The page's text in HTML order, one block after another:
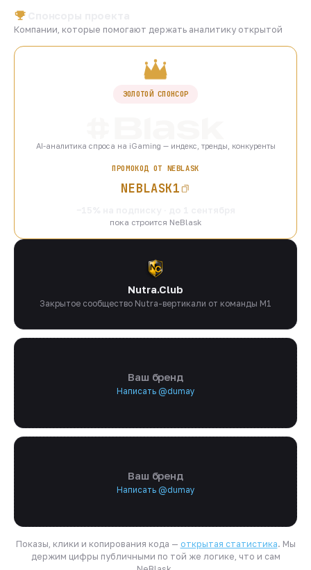
Компании, которые помогают держать аналитику открытой
ЗОЛОТОЙ СПОНСОР
AI-аналитика спроса на iGaming — индекс, тренды, конкуренты
ПРОМОКОД ОТ NEBLASK
NEBLASK1
пока строится NeBlask
Nutra.Club
Закрытое сообщество Nutra-вертикали от команды M1
Ваш бренд
Написать @dumay
Ваш бренд
Написать @dumay
Показы, клики и копирования кода — открытая статистика. Мы
держим цифры публичными по той же логике, что и сам